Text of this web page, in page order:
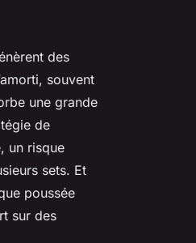
des
souvent
une grande
de
un risque
sets. Et
poussée
sur des